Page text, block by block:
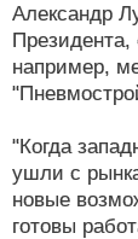
Александр
например,
"Когда
ушли с
новые
готовы